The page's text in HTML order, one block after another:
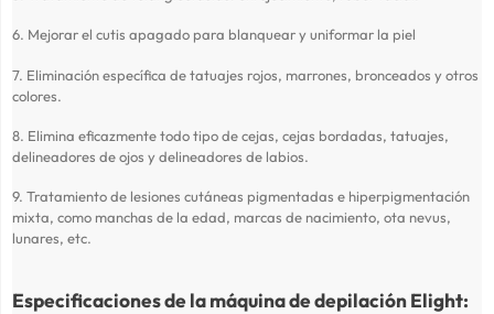
6. Mejorar el cutis apagado para blanquear y uniformar la piel
7. Eliminación específica de tatuajes rojos, marrones, bronceados y otros
colores.
8. Elimina eficazmente todo tipo de cejas, cejas bordadas, tatuajes,
delineadores de ojos y delineadores de labios.
9. Tratamiento de lesiones cutáneas pigmentadas e hiperpigmentación
mixta, como manchas de la edad, marcas de nacimiento, ota nevus,
lunares, etc.
Especificaciones de la máquina de depilación Elight: